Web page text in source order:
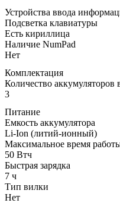
Устройства ввода
Подсветка клавиатуры
Есть кириллица
Наличие NumPad
Нет
Комплектация
Количество аккумуляторов
3
Питание
Емкость аккумулятора
Li-Ion (литий-ионный)
Максимальное время
50 Втч
Быстрая зарядка
7 ч
Тип вилки
Нет